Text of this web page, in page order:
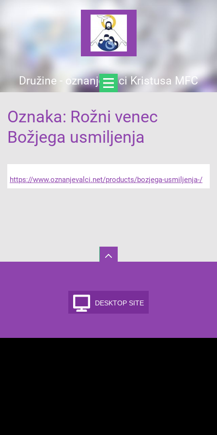
Družine - oznanjevalci Kristusa MFC
Oznaka: Rožni venec
Božjega usmiljenja
https://www.oznanjevalci.net/products/bozjega-usmiljenja-/
DESKTOP SITE